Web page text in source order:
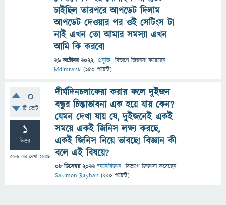
চাইছিল তারপরে আপডেট দিলাম
আপডেট দেওয়ার পর ওই সেটিংস টা
নাই এখন তো আমার সমস্যা এখন
আমি কি করবো
26 অক্টোবর 2022 "প্রযুক্তি" বিভাগে জিজ্ঞাসাকরেছেন
Mdimran8 (150 পয়েন্ট)
0
টি ভোট
1
উত্তর
586 বার দেখা হয়েছে
দীর্ঘদিনচলাফেরা করার ফলে দুইজন
বন্ধুর চিন্তাভাবনা এক হয়ে যায় কেন?
যেমন দেখা যায় যে, দুইজনেই একই
সময়ে একই জিনিস লক্ষ্য করছে,
একই জিনিস নিয়ে ভাবছে! বিজ্ঞান কী
বলে এই বিষয়ে?
08 ডিসেম্বর 2022 "মনোবিজ্ঞান" বিভাগে জিজ্ঞাসাকরেছেন
Sakimon Rayhan (220 পয়েন্ট)